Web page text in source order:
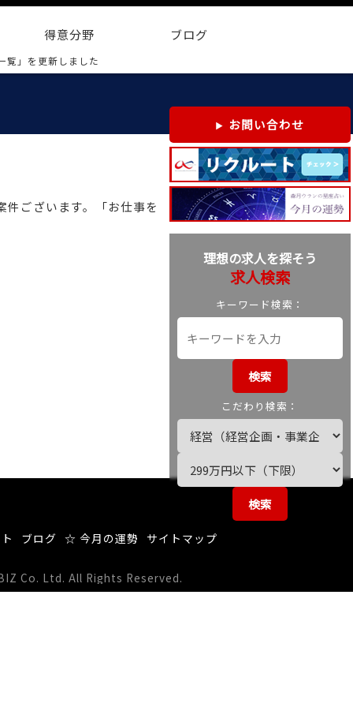
得意分野 ブログ
覧」を更新しました
ございます。「お仕事を
お問い合わせ
理想の求人を探そう
求人検索
キーワード検索：
検索
こだわり検索：
検索
ブログ ☆ 今月の運勢 サイトマップ
Co. Ltd. All Rights Reserved.